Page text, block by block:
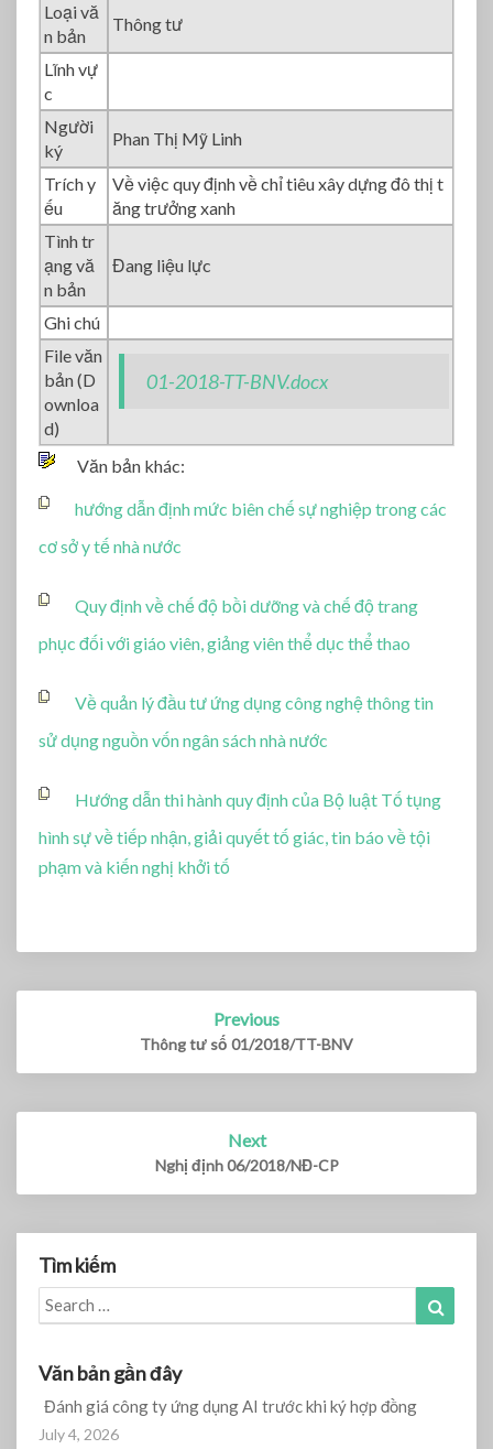
Loại vă
n bản
Thông tư
Lĩnh vự
c
Người
ký
Phan Thị Mỹ Linh
Trích y
ếu
Về việc quy định về chỉ tiêu xây dựng đô thị t
ăng trưởng xanh
Tình tr
ạng vă
n bản
Đang liệu lực
Ghi chú
File văn
bản (D
ownloa
d)
01-2018-TT-BNV.docx
Văn bản khác:
hướng dẫn định mức biên chế sự nghiệp trong các
cơ sở y tế nhà nước
Quy định về chế độ bồi dưỡng và chế độ trang
phục đối với giáo viên, giảng viên thể dục thể thao
Về quản lý đầu tư ứng dụng công nghệ thông tin
sử dụng nguồn vốn ngân sách nhà nước
Hướng dẫn thi hành quy định của Bộ luật Tố tụng
hình sự về tiếp nhận, giải quyết tố giác, tin báo về tội
phạm và kiến nghị khởi tố
navigation
Previous
Thông tư số 01/2018/TT-BNV
Next
Nghị định 06/2018/NĐ-CP
Tìm kiếm
Search
for:
Văn bản gần đây
Đánh giá công ty ứng dụng AI trước khi ký hợp đồng
July 4, 2026